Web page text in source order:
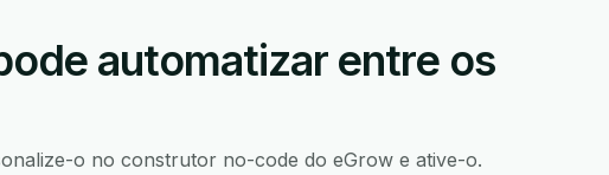
automatizar entre os
o no construtor no-code do eGrow e ative-o.